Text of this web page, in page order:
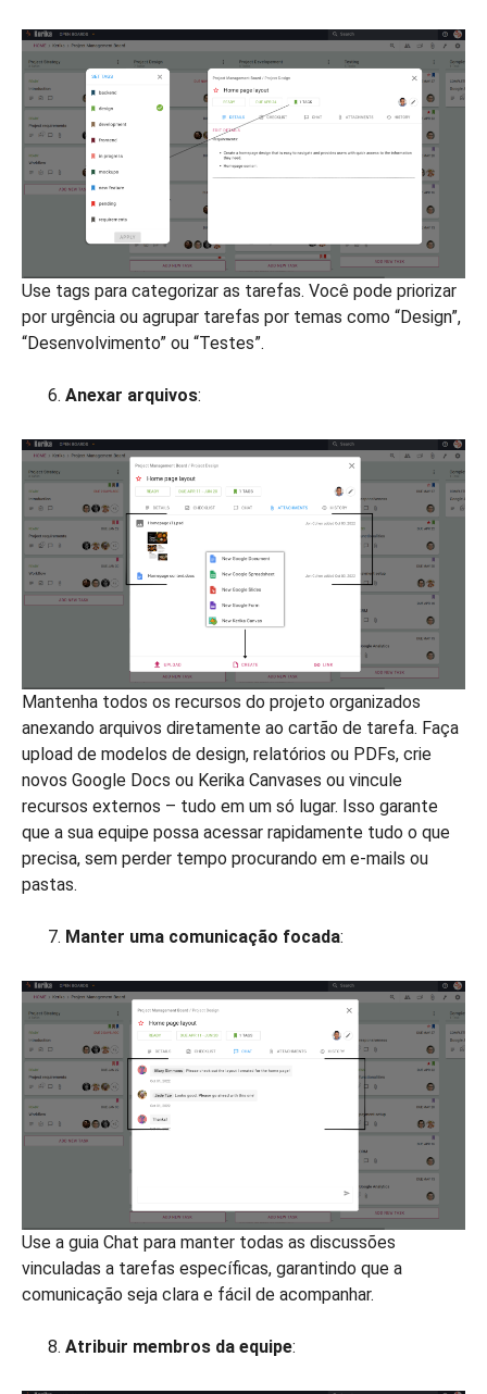
Use tags para categorizar as tarefas. Você pode priorizar
por urgência ou agrupar tarefas por temas como “Design”,
“Desenvolvimento” ou “Testes”.
Anexar arquivos:
Mantenha todos os recursos do projeto organizados
anexando arquivos diretamente ao cartão de tarefa. Faça
upload de modelos de design, relatórios ou PDFs, crie
novos Google Docs ou Kerika Canvases ou vincule
recursos externos – tudo em um só lugar. Isso garante
que a sua equipe possa acessar rapidamente tudo o que
precisa, sem perder tempo procurando em e-mails ou
pastas.
Manter uma comunicação focada:
Use a guia Chat para manter todas as discussões
vinculadas a tarefas específicas, garantindo que a
comunicação seja clara e fácil de acompanhar.
Atribuir membros da equipe: